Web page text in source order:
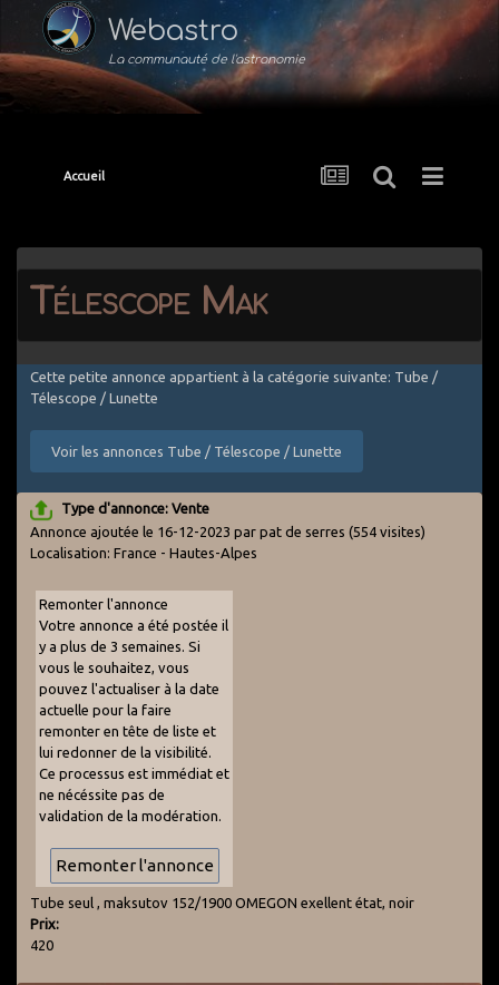
Webastro
La communauté de l'astronomie
Accueil
Télescope Mak
Cette petite annonce appartient à la catégorie suivante: Tube /
Télescope / Lunette
Voir les annonces Tube / Télescope / Lunette
Type d'annonce: Vente
Annonce ajoutée le 16-12-2023 par pat de serres (554 visites)
Localisation: France - Hautes-Alpes
Remonter l'annonce
Votre annonce a été postée il
y a plus de 3 semaines. Si
vous le souhaitez, vous
pouvez l'actualiser à la date
actuelle pour la faire
remonter en tête de liste et
lui redonner de la visibilité.
Ce processus est immédiat et
ne nécéssite pas de
validation de la modération.
Tube seul , maksutov 152/1900 OMEGON exellent état, noir
Prix:
420